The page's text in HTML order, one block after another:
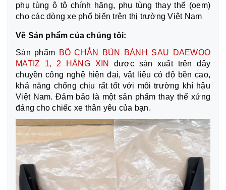
phụ tùng ô tô chính hãng, phụ tùng thay thế (oem)
cho các dòng xe phổ biến trên thị trường Việt Nam
Về Sản phẩm của chúng tôi:
Sản phẩm BỘ CHẮN BÙN BÁNH SAU DAEWOO
MATIZ 1, 2 HÀNG XỊN
được sản xuất trên dây
chuyền công nghệ hiện đại, vật liệu có độ bền cao,
khả năng chống chịu rất tốt với môi trường khí hậu
Việt Nam. Đảm bảo là một sản phẩm thay thế xứng
đáng cho chiếc xe thân yêu của bạn.